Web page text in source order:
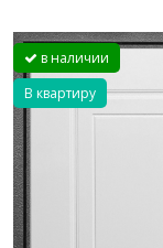
в наличии
В квартиру